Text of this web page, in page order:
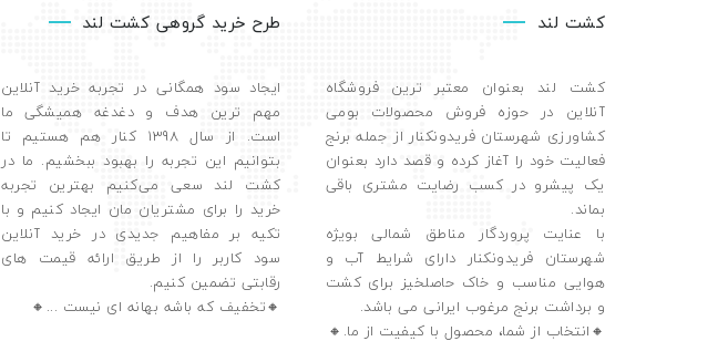
کشت لند
کشت لند بعنوان معتبر ترین فروشگاه
آنلاین در حوزه فروش محصولات بومی
کشاورزی شهرستان فریدونکنار از جمله برنج
فعالیت خود را آغاز کرده و قصد دارد بعنوان
یک پیشرو در کسب رضایت مشتری باقی
بماند.
با عنایت پروردگار مناطق شمالی بویژه
شهرستان فریدونکنار دارای شرایط آب و
هوایی مناسب و خاک حاصلخیز برای کشت
و برداشت برنج مرغوب ایرانی می باشد.
🔸️انتخاب از شما، محصول با کیفیت از ما.🔸️
طرح خرید گروهی کشت لند
ایجاد سود همگانی در تجربه خرید آنلاین
مهم ترین هدف و دغدغه همیشگی ما
است. از سال 1398 کنار هم هستیم تا
بتوانیم این تجربه را بهبود ببخشیم. ما در
کشت لند سعی می‌کنیم بهترین تجربه
خرید را برای مشتریان مان ایجاد کنیم و با
تکیه بر مفاهیم جدیدی در خرید آنلاین
سود کاربر را از طریق ارائه قیمت های
رقابتی تضمین ‌کنیم.
🔸تخفیف که باشه بهانه ای نیست ...🔸️